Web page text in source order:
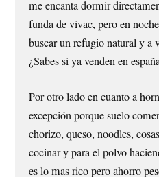
me encanta dormir
funda de vivac, pero en
buscar un refugio natural y a
¿Sabes si ya venden en
Por otro lado en cuanto a
excepción porque suelo
chorizo, queso, noodles,
cocinar y para el polvo
es lo mas rico pero ahorro